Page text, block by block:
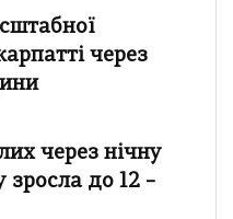
через
через нічну
до 12 –